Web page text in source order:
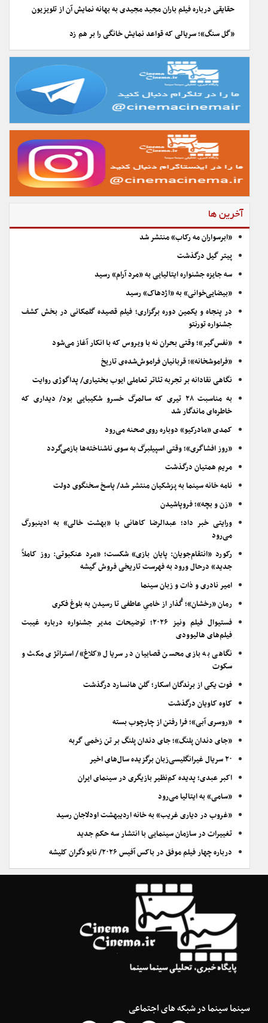
حقایقی درباره فیلم باران مجید مجیدی به بهانه نمایش آن از تلویزیون
«گل سنگ»؛ سریالی که قواعد نمایش خانگی را بر هم زد
آخرین ها
«ابرسواران مه رکاب» منتشر شد
پیتر گیل درگذشت
سه جایزه جشنواره ایتالیایی به «مرد آرام» رسید
«بیضایی‌خوانی» به «اژدهاک» رسید
در پنجاه و یکمین دوره برگزاری؛ فیلم قصیده گلمکانی در بخش کشف
جشنواره تورنتو
«نفس‌گیر»؛ وقتی بحران نه با ویروس که با انکار آغاز می‌شود
«فراموشخانه»؛ قربانیان فراموش‌شده‌ی تاریخ
نگاهی نقادانه بر تجربه تئاتر تعاملی ایوب بختیاری/ پداگوژی روایت
به مناسبت ۲۸ تیری که سالمرگ خسرو شکیبایی بود/ دیداری که
خاطره‌ای ماندگار شد
کمدی «مادرکیو» دوباره روی صحنه می‌رود
«روز افشاگری»؛ وقتی اسپیلبرگ به سوی ناشناخته‌ها بازمی‌گردد
مریم همتیان درگذشت
نامه خانه سینما به پزشکیان منتشر شد/ پاسخ سخنگوی دولت
«زن و بچه»؛ فروپاشیدن
ورایتی خبر داد؛ عبدالرضا کاهانی با «بهشت خالی» به ادینبورگ
می‌رود
رکورد «انتقام‌جویان: پایان بازی» شکست؛ «مرد عنکبوتی: روز کاملاً
جدید» درحال ورود به فهرست تاریخی فروش گیشه
امیر نادری و ذات و زبان سینما
رمان «رخشان»؛ گُذار از خامیِ عاطفی تا رسیدن به بلوغ فکری
فستیوال فیلم ونیز ۲۰۲۶؛ توضیحات مدیر جشنواره درباره غیبت
فیلم‌های هالیوودی
نگاهی به بازی محسن قصابیان در سریال «کلاغ»/ استراتژی مکث و
سکوت
فوت یکی از برندگان اسکار؛ گلن هانسارد درگذشت
کاوه کاویان درگذشت
«روسری آبی»؛ فرا رفتن از چارچوب بسته
«جای دندان پلنگ»؛ جای دندان پلنگ بر تن زخمی گربه
۲۰ سریال غیرانگلیسی‌زبان برگزیده سال‌های اخیر
اکبر عبدی؛ پدیده کم‌نظیر بازیگری در سینمای ایران
«سامی» به ایتالیا می‌رود
«غروب در دیاری غریب» به خانه اردیبهشت اودلاجان رسید
تغییرات در سازمان سینمایی با انتشار سه حکم جدید
درباره چهار فیلم موفق در باکس آفیس ۲۰۲۶/ نابودگران کلیشه
سینما سینما در شبکه های اجتماعی